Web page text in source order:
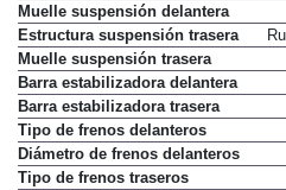
Muelle suspensión delantera
Estructura suspensión trasera
Muelle suspensión trasera
Barra estabilizadora delantera
Barra estabilizadora trasera
Tipo de frenos delanteros
Diámetro de frenos delanteros
Tipo de frenos traseros